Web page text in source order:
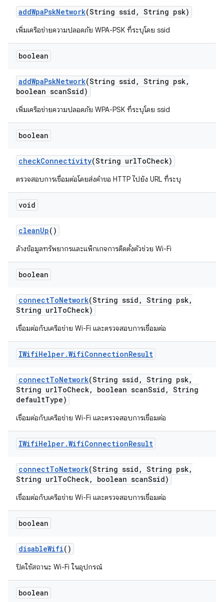
addWpaPskNetwork(String ssid , String psk)
เพิ่มเครือข่ายความปลอดภัย WPA-PSK ที่ระบุโดย ssid
boolean
addWpaPskNetwork(String ssid , String psk,
boolean scanSsid)
เพิ่มเครือข่ายความปลอดภัย WPA-PSK ที่ระบุโดย ssid
boolean
checkConnectivity(String urlToCheck)
ตรวจสอบการเชื่อมต่อโดยส่งคำขอ HTTP ไปยัง URL ที่ระบุ
void
cleanUp()
ล้างข้อมูลทรัพยากรและแพ็กเกจการติดตั้งตัวช่วย Wi-Fi
boolean
connectToNetwork(String ssid , String psk,
String urlToCheck)
เชื่อมต่อกับเครือข่าย Wi-Fi และตรวจสอบการเชื่อมต่อ
IWifiHelper.WifiConnectionResult
connectToNetwork(String ssid , String psk,
String urlToCheck, boolean scanSsid , String
defaultType)
เชื่อมต่อกับเครือข่าย Wi-Fi และตรวจสอบการเชื่อมต่อ
IWifiHelper.WifiConnectionResult
connectToNetwork(String ssid , String psk,
String urlToCheck, boolean scanSsid)
เชื่อมต่อกับเครือข่าย Wi-Fi และตรวจสอบการเชื่อมต่อ
boolean
disableWifi()
ปิดใช้สถานะ Wi-Fi ในอุปกรณ์
boolean